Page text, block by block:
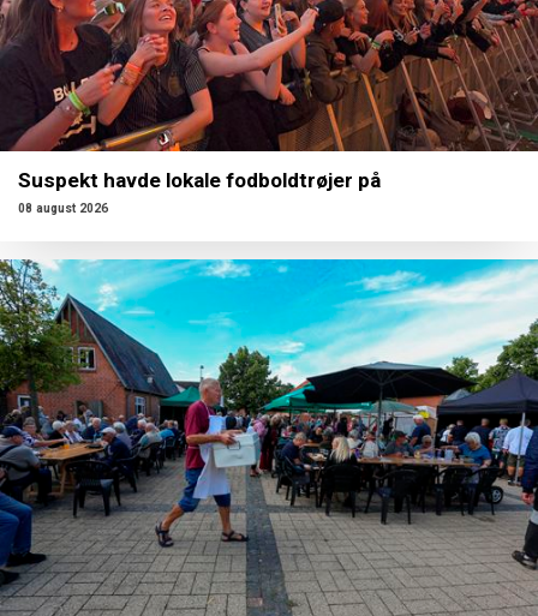
Suspekt havde lokale fodboldtrøjer på
08 august 2026